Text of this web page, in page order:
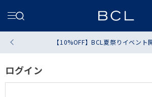
【10%OFF】BCL夏祭りイベント
ログイン